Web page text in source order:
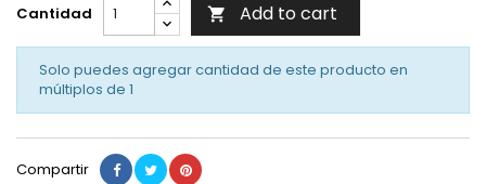
Cantidad  Add to cart
Solo puedes agregar cantidad de este producto en
múltiplos de 1
Compartir